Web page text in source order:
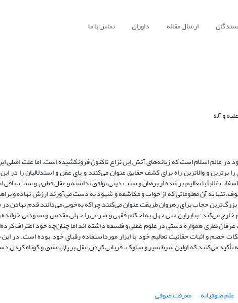
ارسال مقاله داوران تماس با ما
و آله
عالم اسلام است که زبانه‌های آتش این نزاع تاکنون فرونکشیده است. اما علت اصلی
و والاترین راه برای کشف حقایق عنوان می‌کنند و پای عقل و استدلالیان را در
غالباً با تعالیم برآمده از برهان و سنت دینی توافق نداشته و عقل فطری و سنت،
تنها به آن معلوماتی که از خواب و مکاشفه و شهود به دست می‌آورند ارزش نهاده و
حجاب برای رهروان طریقت عنوان می‌کنند چراکه به‌خوبی می‌دانند قدم نهادن در
خارج می‌کند؛ بنابراین حتی جهل به احکام فقهی و شرعی را جهلی مقدس و ستودنی خوانده
نظری همواره دستی در علوم عقلی و فلسفه داشته اند اما چنان‌‌چه خود اعتراف
خصم و اثبات حقانیت تعالیم خود با ابزار مورداستفاده رقبای خود بوده است. در
تأکید می‌کنند که اولین شرط سیر و سلوک، قربانی کردن عقل بر پای عشق و کوتاه
علم صوفیانه معرفت صوفی